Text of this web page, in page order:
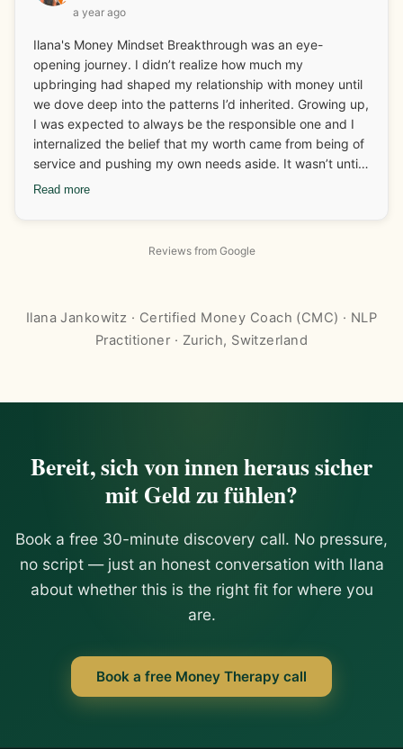
a year ago
Ilana's Money Mindset Breakthrough was an eye-
opening journey. I didn’t realize how much my
upbringing had shaped my relationship with money until
we dove deep into the patterns I’d inherited. Growing up,
I was expected to always be the responsible one and I
internalized the belief that my worth came from being of
service and pushing my own needs aside. It wasn’t until I
started looking at those deep-rooted beliefs that I
emotional history. Working with Ilana, I started
been undercharging for my services because I didn’t feel
safe receiving abundance. But with Ilana’s tools, I gained
me hit my income goals for the next few months. The
and now I’m doing it from a place of alignment, setting
boundaries, and giving myself permission to receive. If
you're ready to break free from old money stories and
highly recommmend Ilana’s program as a game
changer!!
Read more
Reviews from Google
Ilana Jankowitz · Certified Money Coach (CMC) · NLP
Practitioner · Zurich, Switzerland
Bereit, sich von innen heraus sicher
mit Geld zu fühlen?
Book a free 30-minute discovery call. No pressure,
no script — just an honest conversation with Ilana
about whether this is the right fit for where you
are.
Book a free Money Therapy call